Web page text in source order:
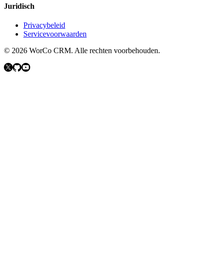
Juridisch
Privacybeleid
Servicevoorwaarden
© 2026 WorCo CRM. Alle rechten voorbehouden.